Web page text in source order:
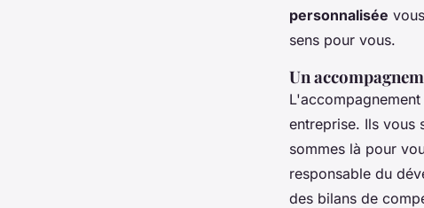
personnalisée
sens pour vous.
Un
entreprise. Ils vous
sommes là pour
responsable du
des bilans de